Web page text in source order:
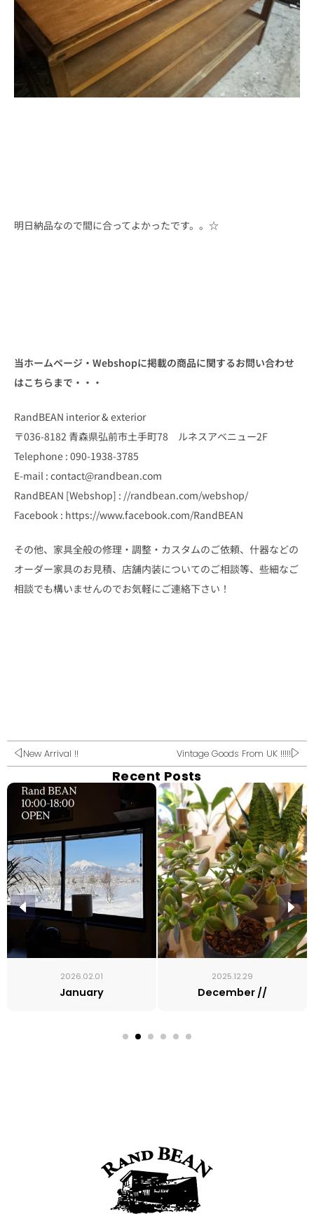
明日納品なので間に合ってよかったです。。☆
当ホームページ・Webshopに掲載の商品に関するお問い合わせ
はこちらまで・・・
RandBEAN interior & exterior
〒036-8182 青森県弘前市土手町78 ルネスアベニュー2F
Telephone : 090-1938-3785
E-mail : contact@randbean.com
RandBEAN [Webshop] : //randbean.com/webshop/
Facebook : https://www.facebook.com/RandBEAN
その他、家具全般の修理・調整・カスタムのご依頼、什器などの
オーダー家具のお見積、店舗内装についてのご相談等、些細なご
相談でも構いませんのでお気軽にご連絡下さい！
New Arrival !! Vintage Goods From UK !!!!!
Recent Posts
2026.02.01
January
2025.12.29
December //